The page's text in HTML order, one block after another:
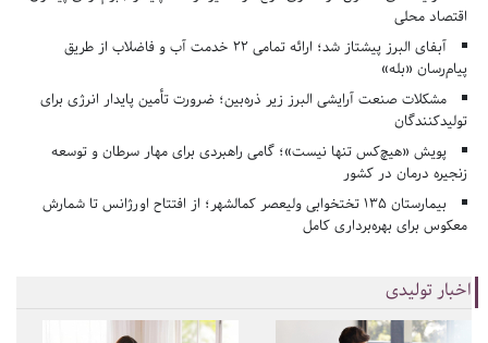
اقتصاد محلی
آبفای البرز پیشتاز شد؛ ارائه تمامی ۲۲ خدمت آب و فاضلاب از طریق
پیام‌رسان «بله»
مشکلات صنعت آرایشی البرز زیر ذره‌بین؛ ضرورت تأمین پایدار انرژی برای
تولیدکنندگان
پویش «هیچ‌کس تنها نیست»؛ گامی راهبردی برای مهار سرطان و توسعه
زنجیره درمان در کشور
بیمارستان ۱۳۵ تختخوابی ولیعصر کمالشهر؛ از افتتاح اورژانس تا شمارش
معکوس برای بهره‌برداری کامل
اخبار تولیدی